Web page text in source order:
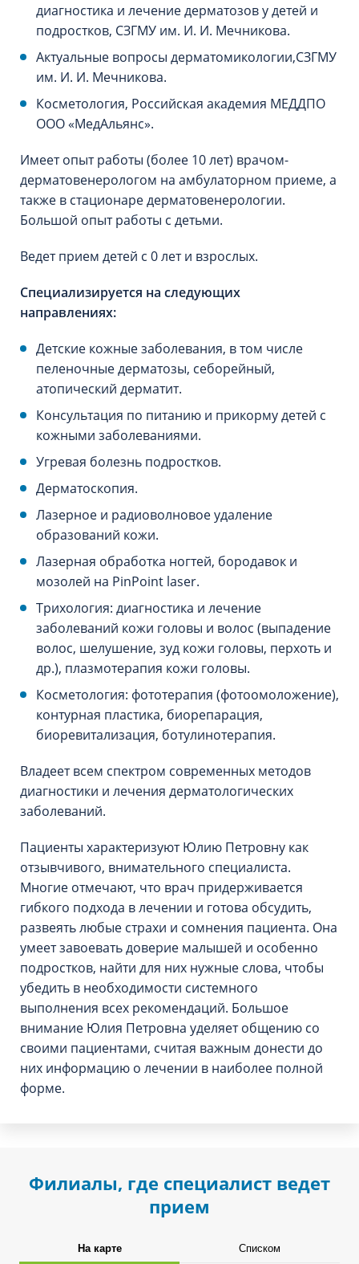
диагностика и лечение дерматозов у детей и
подростков, СЗГМУ им. И. И. Мечникова.
Актуальные вопросы дерматомикологии,СЗГМУ
им. И. И. Мечникова.
Косметология, Российская академия МЕДДПО
ООО «МедАльянс».
Имеет опыт работы (более 10 лет) врачом-
дерматовенерологом на амбулаторном приеме, а
также в стационаре дерматовенерологии.
Большой опыт работы с детьми.
Ведет прием детей с 0 лет и взрослых.
Специализируется на следующих
направлениях:
Детские кожные заболевания, в том числе
пеленочные дерматозы, себорейный,
атопический дерматит.
Консультация по питанию и прикорму детей с
кожными заболеваниями.
Угревая болезнь подростков.
Дерматоскопия.
Лазерное и радиоволновое удаление
образований кожи.
Лазерная обработка ногтей, бородавок и
мозолей на PinPoint laser.
Трихология: диагностика и лечение
заболеваний кожи головы и волос (выпадение
волос, шелушение, зуд кожи головы, перхоть и
др.), плазмотерапия кожи головы.
Косметология: фототерапия (фотоомоложение),
контурная пластика, биорепарация,
биоревитализация, ботулинотерапия.
Владеет всем спектром современных методов
диагностики и лечения дерматологических
заболеваний.
Пациенты характеризуют Юлию Петровну как
отзывчивого, внимательного специалиста.
Многие отмечают, что врач придерживается
гибкого подхода в лечении и готова обсудить,
развеять любые страхи и сомнения пациента. Она
умеет завоевать доверие малышей и особенно
подростков, найти для них нужные слова, чтобы
убедить в необходимости системного
выполнения всех рекомендаций. Большое
внимание Юлия Петровна уделяет общению со
своими пациентами, считая важным донести до
них информацию о лечении в наиболее полной
форме.
Филиалы, где специалист ведет
прием
На карте Списком